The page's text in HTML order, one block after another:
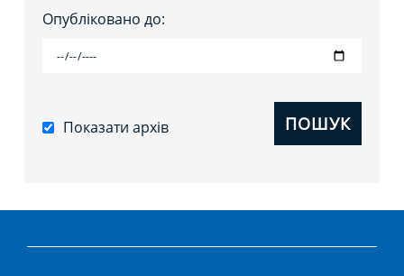
Опубліковано до:
Показати архів ПОШУК